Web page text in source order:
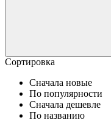
Сортировка
Сначала новые
По популярности
Сначала дешевле
По названию